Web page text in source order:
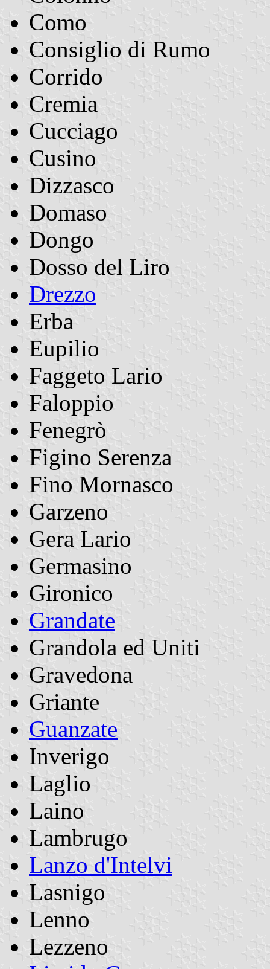
Como
Consiglio di Rumo
Corrido
Cremia
Cucciago
Cusino
Dizzasco
Domaso
Dongo
Dosso del Liro
Drezzo
Erba
Eupilio
Faggeto Lario
Faloppio
Fenegrò
Figino Serenza
Fino Mornasco
Garzeno
Gera Lario
Germasino
Gironico
Grandate
Grandola ed Uniti
Gravedona
Griante
Guanzate
Inverigo
Laglio
Laino
Lambrugo
Lanzo d'Intelvi
Lasnigo
Lenno
Lezzeno